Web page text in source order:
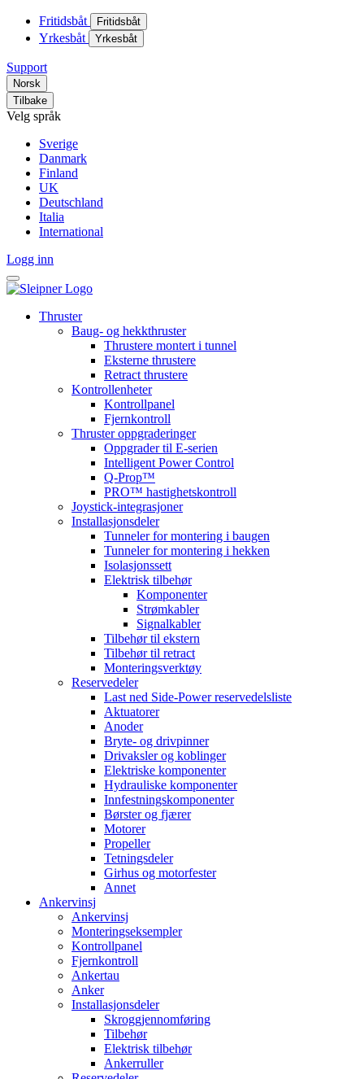
Fritidsbåt Fritidsbåt
Yrkesbåt Yrkesbåt
Support
Norsk
Tilbake
Velg språk
Sverige
Danmark
Finland
UK
Deutschland
Italia
International
Logg inn
Thruster
Baug- og hekkthruster
Thrustere montert i tunnel
Eksterne thrustere
Retract thrustere
Kontrollenheter
Kontrollpanel
Fjernkontroll
Thruster oppgraderinger
Oppgrader til E-serien
Intelligent Power Control
Q-Prop™
PRO™ hastighetskontroll
Joystick-integrasjoner
Installasjonsdeler
Tunneler for montering i baugen
Tunneler for montering i hekken
Isolasjonssett
Elektrisk tilbehør
Komponenter
Strømkabler
Signalkabler
Tilbehør til ekstern
Tilbehør til retract
Monteringsverktøy
Reservedeler
Last ned Side-Power reservedelsliste
Aktuatorer
Anoder
Bryte- og drivpinner
Drivaksler og koblinger
Elektriske komponenter
Hydrauliske komponenter
Innfestningskomponenter
Børster og fjærer
Motorer
Propeller
Tetningsdeler
Girhus og motorfester
Annet
Ankervinsj
Ankervinsj
Monteringseksempler
Kontrollpanel
Fjernkontroll
Ankertau
Anker
Installasjonsdeler
Skroggjennomføring
Tilbehør
Elektrisk tilbehør
Ankerruller